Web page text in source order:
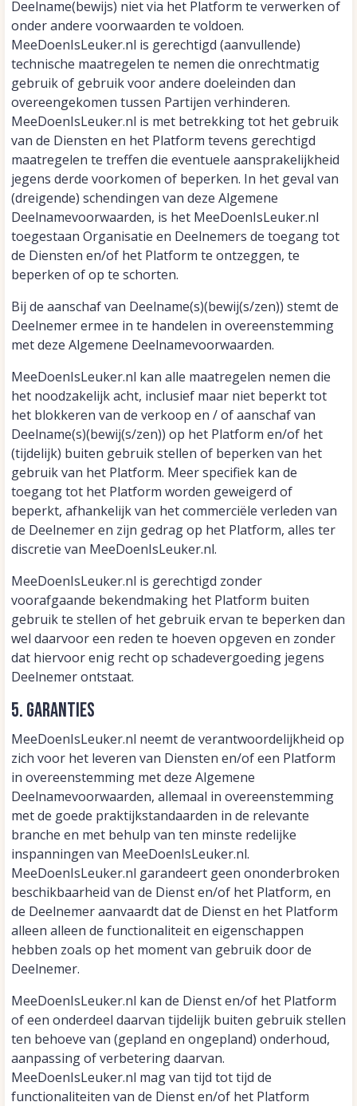
Deelname(bewijs) niet via het Platform te verwerken of
onder andere voorwaarden te voldoen.
MeeDoenIsLeuker.nl is gerechtigd (aanvullende)
technische maatregelen te nemen die onrechtmatig
gebruik of gebruik voor andere doeleinden dan
overeengekomen tussen Partijen verhinderen.
MeeDoenIsLeuker.nl is met betrekking tot het gebruik
van de Diensten en het Platform tevens gerechtigd
maatregelen te treffen die eventuele aansprakelijkheid
jegens derde voorkomen of beperken. In het geval van
(dreigende) schendingen van deze Algemene
Deelnamevoorwaarden, is het MeeDoenIsLeuker.nl
toegestaan Organisatie en Deelnemers de toegang tot
de Diensten en/of het Platform te ontzeggen, te
beperken of op te schorten.
Bij de aanschaf van Deelname(s)(bewij(s/zen)) stemt de
Deelnemer ermee in te handelen in overeenstemming
met deze Algemene Deelnamevoorwaarden.
MeeDoenIsLeuker.nl kan alle maatregelen nemen die
het noodzakelijk acht, inclusief maar niet beperkt tot
het blokkeren van de verkoop en / of aanschaf van
Deelname(s)(bewij(s/zen)) op het Platform en/of het
(tijdelijk) buiten gebruik stellen of beperken van het
gebruik van het Platform. Meer specifiek kan de
toegang tot het Platform worden geweigerd of
beperkt, afhankelijk van het commerciële verleden van
de Deelnemer en zijn gedrag op het Platform, alles ter
discretie van MeeDoenIsLeuker.nl.
MeeDoenIsLeuker.nl is gerechtigd zonder
voorafgaande bekendmaking het Platform buiten
gebruik te stellen of het gebruik ervan te beperken dan
wel daarvoor een reden te hoeven opgeven en zonder
dat hiervoor enig recht op schadevergoeding jegens
Deelnemer ontstaat.
5. Garanties
MeeDoenIsLeuker.nl neemt de verantwoordelijkheid op
zich voor het leveren van Diensten en/of een Platform
in overeenstemming met deze Algemene
Deelnamevoorwaarden, allemaal in overeenstemming
met de goede praktijkstandaarden in de relevante
branche en met behulp van ten minste redelijke
inspanningen van MeeDoenIsLeuker.nl.
MeeDoenIsLeuker.nl garandeert geen ononderbroken
beschikbaarheid van de Dienst en/of het Platform, en
de Deelnemer aanvaardt dat de Dienst en het Platform
alleen alleen de functionaliteit en eigenschappen
hebben zoals op het moment van gebruik door de
Deelnemer.
MeeDoenIsLeuker.nl kan de Dienst en/of het Platform
of een onderdeel daarvan tijdelijk buiten gebruik stellen
ten behoeve van (gepland en ongepland) onderhoud,
aanpassing of verbetering daarvan.
MeeDoenIsLeuker.nl mag van tijd tot tijd de
functionaliteiten van de Dienst en/of het Platform